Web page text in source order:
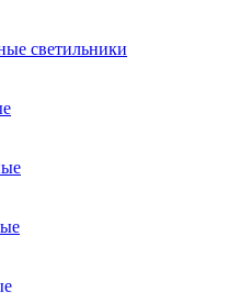
светильники